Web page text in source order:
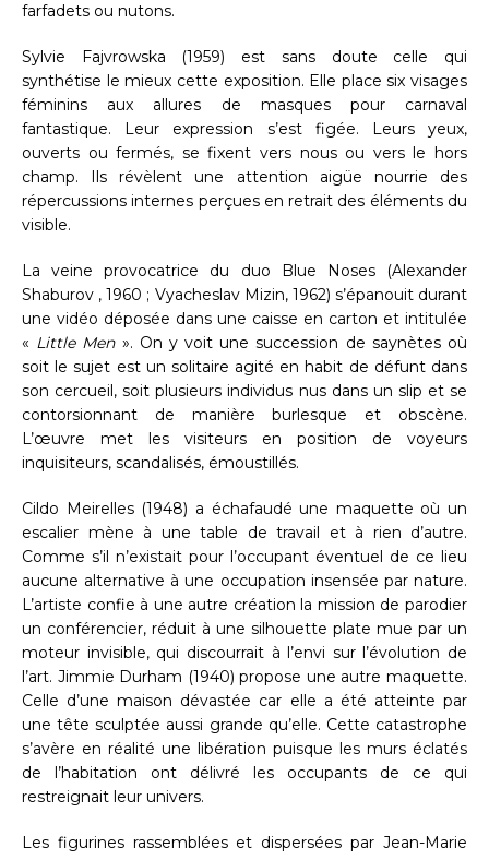
farfadets ou nutons.
Sylvie Fajvrowska (1959) est sans doute celle qui
synthétise le mieux cette exposition. Elle place six visages
féminins aux allures de masques pour carnaval
fantastique. Leur expression s’est figée. Leurs yeux,
ouverts ou fermés, se fixent vers nous ou vers le hors
champ. Ils révèlent une attention aigüe nourrie des
répercussions internes perçues en retrait des éléments du
visible.
La veine provocatrice du duo Blue Noses (Alexander
Shaburov , 1960 ; Vyacheslav Mizin, 1962) s’épanouit durant
une vidéo déposée dans une caisse en carton et intitulée
« Little Men». On y voit une succession de saynètes où
soit le sujet est un solitaire agité en habit de défunt dans
son cercueil, soit plusieurs individus nus dans un slip et se
contorsionnant de manière burlesque et obscène.
L’œuvre met les visiteurs en position de voyeurs
inquisiteurs, scandalisés, émoustillés.
Cildo Meirelles (1948) a échafaudé une maquette où un
escalier mène à une table de travail et à rien d’autre.
Comme s’il n’existait pour l’occupant éventuel de ce lieu
aucune alternative à une occupation insensée par nature.
L’artiste confie à une autre création la mission de parodier
un conférencier, réduit à une silhouette plate mue par un
moteur invisible, qui discourrait à l’envi sur l’évolution de
l’art. Jimmie Durham (1940) propose une autre maquette.
Celle d’une maison dévastée car elle a été atteinte par
une tête sculptée aussi grande qu’elle. Cette catastrophe
s’avère en réalité une libération puisque les murs éclatés
de l’habitation ont délivré les occupants de ce qui
restreignait leur univers.
Les figurines rassemblées et dispersées par Jean-Marie